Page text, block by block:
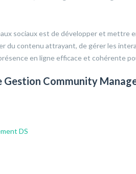
sociaux est de développer et
du contenu attrayant, de gérer les
en ligne efficace et cohérente
Community
DS